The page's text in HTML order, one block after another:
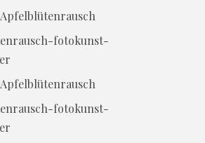
Apfelblütenrausch
Apfelblütenrausch